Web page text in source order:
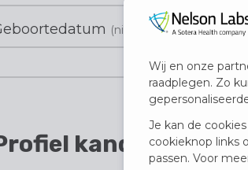
Geboortedatum (niet verplicht)
Profiel kandidaat
Wij en onze
raadplegen. Zo
Je kan de
cookieknop links
passen. Voor